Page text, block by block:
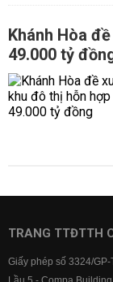
Khánh Hòa
49.000 tỷ
TRANG TTĐTTH
Giấy phép số 3324/